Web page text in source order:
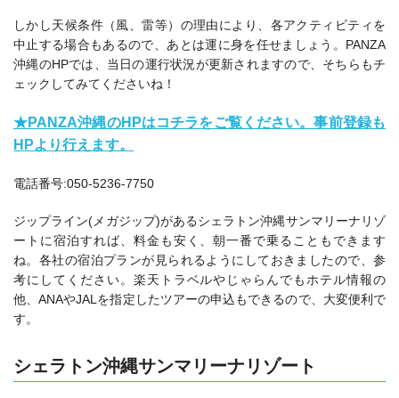
しかし天候条件（風、雷等）の理由により、各アクティビティを
中止する場合もあるので、あとは運に身を任せましょう。PANZA
沖縄のHPでは、当日の運行状況が更新されますので、そちらもチ
ェックしてみてくださいね！
★PANZA沖縄のHPはコチラをご覧ください。事前登録も
HPより行えます。
電話番号:050-5236-7750
ジップライン(メガジップ)があるシェラトン沖縄サンマリーナリゾ
ートに宿泊すれば、料金も安く、朝一番で乗ることもできます
ね。各社の宿泊プランが見られるようにしておきましたので、参
考にしてください。楽天トラベルやじゃらんでもホテル情報の
他、ANAやJALを指定したツアーの申込もできるので、大変便利で
す。
シェラトン沖縄サンマリーナリゾート